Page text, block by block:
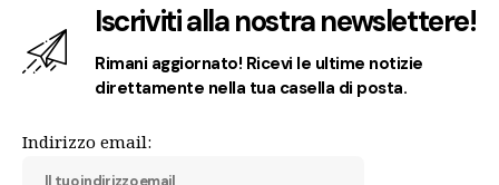
Iscriviti alla nostra newslettere!
Rimani aggiornato! Ricevi le ultime notizie
direttamente nella tua casella di posta.
Indirizzo email: